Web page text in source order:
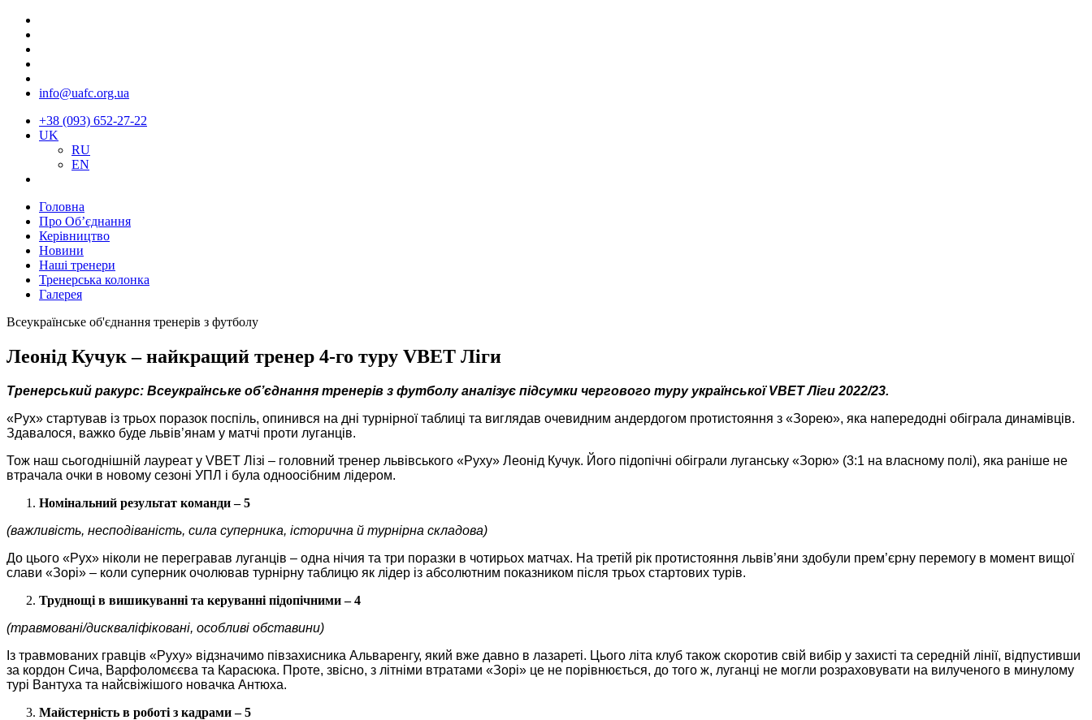
info@uafc.org.ua
+38 (093) 652-27-22
UK
RU
EN
Головна
Про Об’єднання
Керівництво
Новини
Наші тренери
Тренерська колонка
Галерея
Всеукраїнське об'єднання тренерів з футболу
Леонід Кучук – найкращий тренер 4-го туру VBET Ліги
Тренерський ракурс: Всеукраїнське об’єднання тренерів з футболу аналізує підсумки чергового туру української VBET Ліги 2022/23.
«Рух» стартував із трьох поразок поспіль, опинився на дні турнірної таблиці та виглядав очевидним андердогом протистояння з «Зорею», яка напередодні обіграла динамівців.
Здавалося, важко буде львів’янам у матчі проти луганців.
Тож наш сьогоднішній лауреат у VBET Лізі – головний тренер львівського «Руху» Леонід Кучук. Його підопічні обіграли луганську «Зорю» (3:1 на власному полі), яка раніше не
втрачала очки в новому сезоні УПЛ і була одноосібним лідером.
Номінальний результат команди – 5
(важливість, несподіваність, сила суперника, історична й турнірна складова)
До цього «Рух» ніколи не перегравав луганців – одна нічия та три поразки в чотирьох матчах. На третій рік протистояння львів’яни здобули прем’єрну перемогу в момент вищої
слави «Зорі» ‒ коли суперник очолював турнірну таблицю як лідер із абсолютним показником після трьох стартових турів.
Труднощі в вишикуванні та керуванні підопічними – 4
(травмовані/дискваліфіковані, особливі обставини)
Із травмованих гравців «Руху» відзначимо півзахисника Альваренгу, який вже давно в лазареті. Цього літа клуб також скоротив свій вибір у захисті та середній лінії, відпустивши
за кордон Сича, Варфоломєєва та Карасюка. Проте, звісно, з літніми втратами «Зорі» це не порівнюється, до того ж, луганці не могли розраховувати на вилученого в минулому
турі Вантуха та найсвіжішого новачка Антюха.
Майстерність в роботі з кадрами – 5